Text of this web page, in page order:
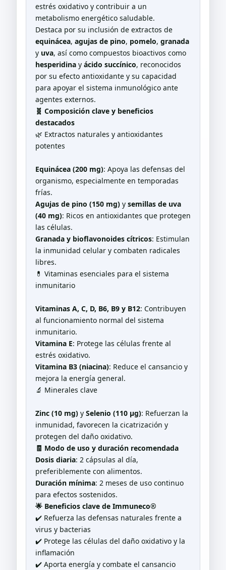
estrés oxidativo y contribuir a un
metabolismo energético saludable.
Destaca por su inclusión de extractos de
equinácea, agujas de pino, pomelo, granada
y uva, así como compuestos bioactivos como
hesperidina y ácido succínico, reconocidos
por su efecto antioxidante y su capacidad
para apoyar el sistema inmunológico ante
agentes externos.
🧬 Composición clave y beneficios
destacados
🌿 Extractos naturales y antioxidantes
potentes
Equinácea (200 mg): Apoya las defensas del
organismo, especialmente en temporadas
frías.
Agujas de pino (150 mg) y semillas de uva
(40 mg): Ricos en antioxidantes que protegen
las células.
Granada y bioflavonoides cítricos: Estimulan
la inmunidad celular y combaten radicales
libres.
💊 Vitaminas esenciales para el sistema
inmunitario
Vitaminas A, C, D, B6, B9 y B12: Contribuyen
al funcionamiento normal del sistema
inmunitario.
Vitamina E: Protege las células frente al
estrés oxidativo.
Vitamina B3 (niacina): Reduce el cansancio y
mejora la energía general.
🔬 Minerales clave
Zinc (10 mg) y Selenio (110 µg): Refuerzan la
inmunidad, favorecen la cicatrización y
protegen del daño oxidativo.
🧾 Modo de uso y duración recomendada
Dosis diaria: 2 cápsulas al día,
preferiblemente con alimentos.
Duración mínima: 2 meses de uso continuo
para efectos sostenidos.
🌟 Beneficios clave de Immuneco®
✔️ Refuerza las defensas naturales frente a
virus y bacterias
✔️ Protege las células del daño oxidativo y la
inflamación
✔️ Aporta energía y combate el cansancio